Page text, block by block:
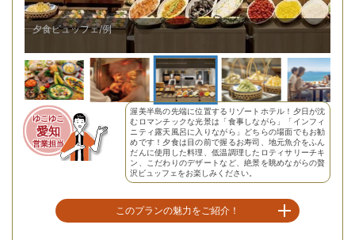
たロティサリーチキン
夕食ビュッフェ/例
ゆこゆこ
愛知
営業担当
渥美半島の先端に位置するリゾートホテル！夕日が沈
むロマンチックな光景は「食事しながら」「インフィ
ニティ露天風呂に入りながら」どちらの場面でもお勧
めです！夕食は目の前で握るお寿司、地元魚介をふん
だんに使用した料理、低温調理したロティサリーチキ
ン、こだわりのデザートなど、絶景を眺めながらの贅
沢ビュッフェをお楽しみください。
このプランの魅力をご紹介！